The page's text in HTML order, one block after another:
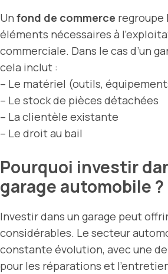
Un fond de commerce regroupe
éléments nécessaires à
commerciale. Dans le cas d’un
cela inclut :
– Le matériel (outils,
– Le stock de pièces détachées
– La clientèle existante
– Le droit au bail
Pourquoi investir
garage automobile ?
Investir dans un garage peut
considérables. Le secteur
constante évolution, avec une
pour les réparations et